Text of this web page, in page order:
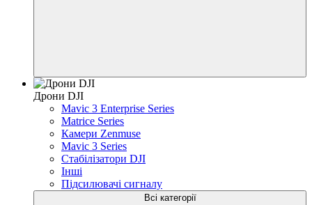
Дрони DJI
Mavic 3 Enterprise Series
Matrice Series
Камери Zenmuse
Mavic 3 Series
Стабілізатори DJI
Інші
Підсилювачі сигналу
Всі категорії